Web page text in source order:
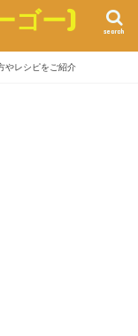
ゴー) search
やレシピをご紹介